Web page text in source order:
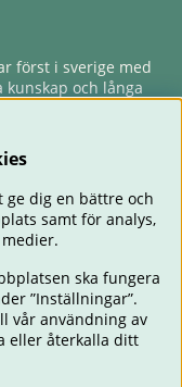
först i sverige med
och långa
ÄTA & MATA
RESA
ge dig en bättre och
samt för analys,
ska fungera
”Inställningar”.
vår användning av
eller återkalla ditt